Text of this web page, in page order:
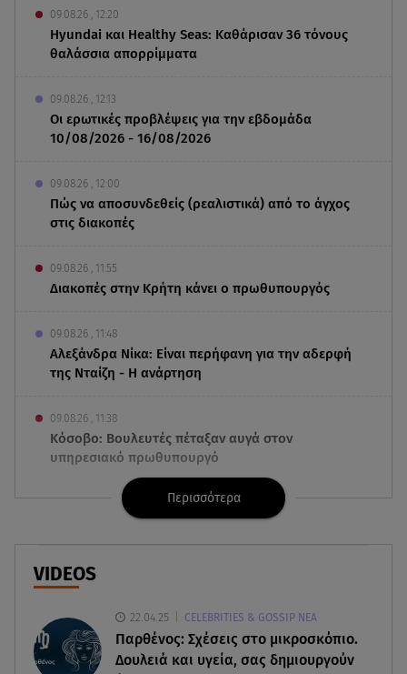
09.08.26 , 12:20
Hyundai και Healthy Seas: Καθάρισαν 36 τόνους
θαλάσσια απορρίμματα
09.08.26 , 12:13
Οι ερωτικές προβλέψεις για την εβδομάδα
10/08/2026 - 16/08/2026
09.08.26 , 12:00
Πώς να αποσυνδεθείς (ρεαλιστικά) από το άγχος
στις διακοπές
09.08.26 , 11:55
Διακοπές στην Κρήτη κάνει ο πρωθυπουργός
09.08.26 , 11:48
Αλεξάνδρα Νίκα: Είναι περήφανη για την αδερφή
της Νταίζη - Η ανάρτηση
09.08.26 , 11:38
Κόσοβο: Βουλευτές πέταξαν αυγά στον
υπηρεσιακό πρωθυπουργό
Μεθυσμένη οδηγός σκότωσε νύφη τη μέρα του
γάμου της
09.08.26 , 11:12
Αλέξανδρος Τσουβέλας για Εύα Καρύδη: «Θα το
έκανα 500 φορές»
Περισσότερα
VIDEOS
22.04.25 CELEBRITIES & GOSSIP ΝΕΑ
Παρθένος: Σχέσεις στο μικροσκόπιο.
Δουλειά και υγεία, σας δημιουργούν